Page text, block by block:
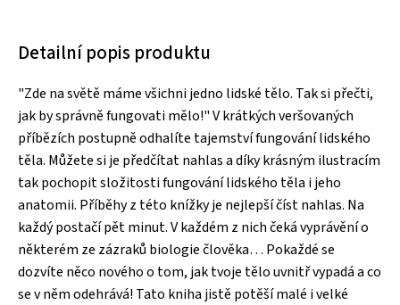
Detailní popis produktu
"Zde na světě máme všichni jedno lidské tělo. Tak si přečti,
jak by správně fungovati mělo!" V krátkých veršovaných
příbězích postupně odhalíte tajemství fungování lidského
těla. Můžete si je předčítat nahlas a díky krásným ilustracím
tak pochopit složitosti fungování lidského těla i jeho
anatomii. Příběhy z této knížky je nejlepší číst nahlas. Na
každý postačí pět minut. V každém z nich čeká vyprávění o
některém ze zázraků biologie člověka… Pokaždé se
dozvíte něco nového o tom, jak tvoje tělo uvnitř vypadá a co
se v něm odehrává! Tato kniha jistě potěší malé i velké